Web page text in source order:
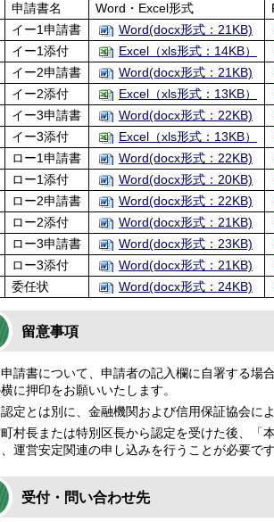
申請書名 Word・Excel形式
イー1申請書 Word(docx形式：21KB)
イー1添付
Excel（xls形式：14KB）
イー2申請書 Word(docx形式：21KB)
イー2添付
Excel（xls形式：13KB）
イー3申請書 Word(docx形式：22KB)
イー3添付
Excel（xls形式：13KB）
ロー1申請書 Word(docx形式：22KB)
ロー1添付
Word(docx形式：20KB)
ロー2申請書 Word(docx形式：22KB)
ロー2添付
Word(docx形式：21KB)
ロー3申請書 Word(docx形式：23KB)
ロー3添付
Word(docx形式：21KB)
委任状 Word(docx形式：24KB)
留意事項
請書について、申請者の記入欄に自署する場
に押印をお願いいたします。
定とは別に、金融機関および信用保証協会に
村長または特別区長から認定を受けた後、「
運営安定関連の申し込みを行うことが必要です
受付・問い合わせ先